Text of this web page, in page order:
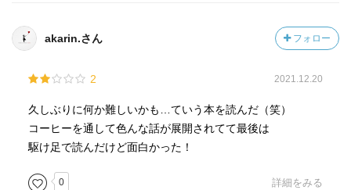
akarin.さん フォロー
2 2021.12.20
久しぶりに何か難しいかも…ていう本を読んだ（笑）
コーヒーを通して色んな話が展開されてて最後は
駆け足で読んだけど面白かった！
0 詳細をみる